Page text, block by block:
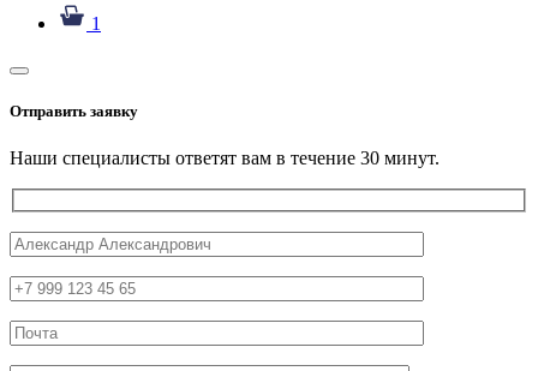
1
Отправить заявку
Наши специалисты ответят вам в течение 30 минут.